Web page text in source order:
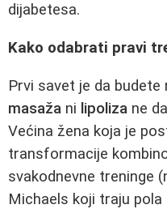
dijabetesa.
Kako odabrati pravi
Prvi savet je da budete
masaža ni lipoliza ne
Većina žena koja je
transformacije
svakodnevne treninge
Michaels koji traju pola